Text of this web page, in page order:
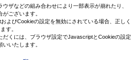
ザなどの組み合わせにより一部表示が崩れたり、
ございます。
よびCookieの設定を無効にされている場合、正しく
す。
だくには、ブラウザ設定でJavascriptとCookieの設定
いたします。